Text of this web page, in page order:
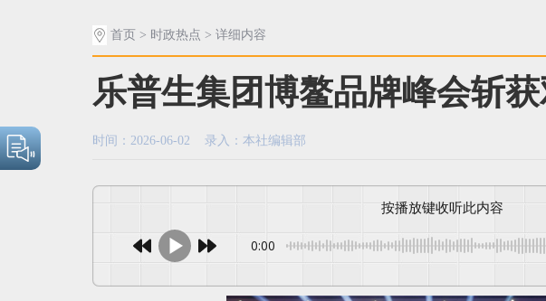
首页 > 时政热点 > 详细内容
乐普生集团博鳌品牌峰会斩
时间：2026-06-02 录入：本社编辑部
按播放键收听此内容
0:00